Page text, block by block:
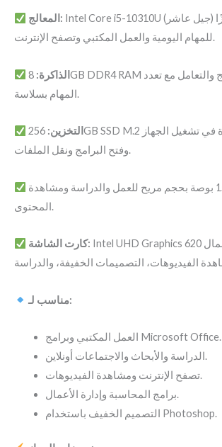
المعالج: Intel Core i5-10310U (جيل عاشر) يوفر أداءً ممتازًا
للمهام اليومية والعمل المكتبي وتصفح الإنترنت.
الذاكرة: 8GB DDR4 RAM لتشغيل البرامج والتعامل مع تعدد
المهام بسلاسة.
التخزين: 256GB SSD M.2 يمنح سرعة كبيرة في تشغيل الجهاز
وفتح البرامج ونقل الملفات.
15.6 بوصة بحجم مريح للعمل والدراسة ومشاهدة
المحتوى.
كارت الشاشة: Intel UHD Graphics 620 مدمج، مناسب للأعمال
مناسب لـ:
العمل المكتبي وبرامج Microsoft Office.
الدراسة والأبحاث والاجتماعات أونلاين.
تصفح الإنترنت ومشاهدة الفيديوهات.
برامج المحاسبة وإدارة الأعمال.
التصميم الخفيف باستخدام Photoshop.